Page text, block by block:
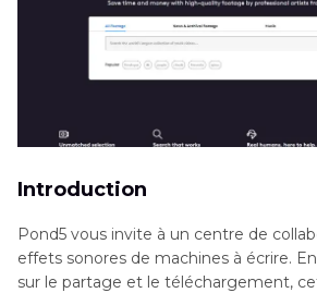
Introduction
Pond5 vous invite à un centre de
effets sonores de machines à écrire.
sur le partage et le téléchargement,